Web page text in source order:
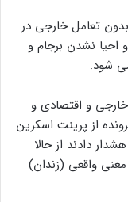
تعامل خارجی در
شود.
و اقتصادی و
از پرینت اسکرین
دادند از حالا